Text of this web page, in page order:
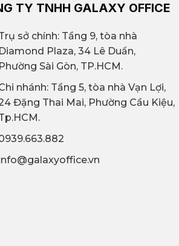
TY TNHH GALAXY OFFICE
sở chính: Tầng 9, tòa nhà
Diamond Plaza, 34 Lê Duẩn,
Phường Sài Gòn, TP.HCM.
nhánh: Tầng 5, tòa nhà Vạn Lợi,
Đặng Thai Mai, Phường Cầu Kiệu,